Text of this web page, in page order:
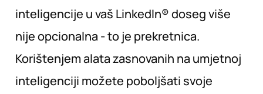
inteligencije u vaš LinkedIn® doseg više
nije opcionalna - to je prekretnica.
Korištenjem alata zasnovanih na umjetnoj
inteligenciji možete poboljšati svoje